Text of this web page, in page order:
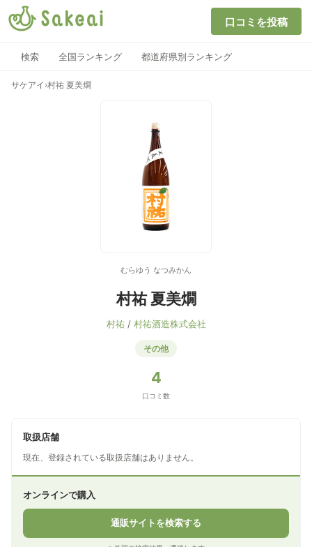
口コミを投稿
検索 全国ランキング 都道府県別ランキング
サケアイ ›村祐 夏美燗
むらゆう なつみかん
村祐 夏美燗
村祐/ 村祐酒造株式会社
その他
4
口コミ数
取扱店舗
現在、登録されている取扱店舗はありません。
オンラインで購入
通販サイトを検索する